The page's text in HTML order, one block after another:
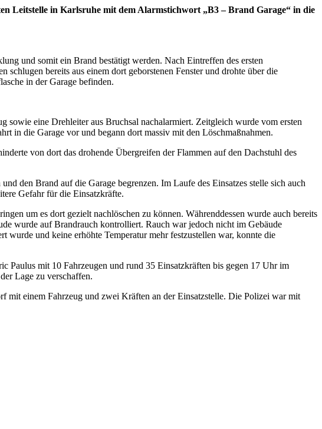
Leitstelle in Karlsruhe mit dem Alarmstichwort „B3 – Brand Garage“ in die
und somit ein Brand bestätigt werden. Nach Eintreffen des ersten
bereits aus einem dort geborstenen Fenster und drohte über die
in der Garage befinden.
eine Drehleiter aus Bruchsal nachalarmiert. Zeitgleich wurde vom ersten
in die Garage vor und begann dort massiv mit den Löschmaßnahmen.
von dort das drohende Übergreifen der Flammen auf den Dachstuhl des
den Brand auf die Garage begrenzen. Im Laufe des Einsatzes stelle sich auch
Gefahr für die Einsatzkräfte.
um es dort gezielt nachlöschen zu können. Währenddessen wurde auch bereits
wurde auf Brandrauch kontrolliert. Rauch war jedoch nicht im Gebäude
wurde und keine erhöhte Temperatur mehr festzustellen war, konnte die
Paulus mit 10 Fahrzeugen und rund 35 Einsatzkräften bis gegen 17 Uhr im
Lage zu verschaffen.
einem Fahrzeug und zwei Kräften an der Einsatzstelle. Die Polizei war mit